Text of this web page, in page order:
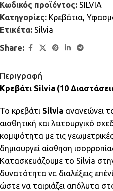
Κωδικός προϊόντος: SILVIA
Κατηγορίες: Κρεβάτια,
Ετικέτα: Silvia
Share:
Περιγραφή
Κρεβάτι Silvia (10
Το κρεβάτι Silvia ανανεώνει
αισθητική και λειτουργικό
κομψότητα με τις
δημιουργεί αίσθηση
Κατασκευάζουμε το Silvia
δυνατότητα να διαλέξεις
ώστε να ταιριάζει απόλυτα